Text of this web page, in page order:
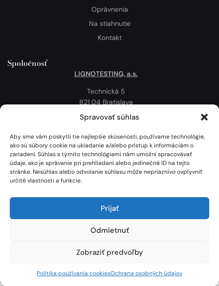
Spravovať súhlas
Aby sme vám poskytli tie najlepšie skúsenosti, používame technológie,
ako sú súbory cookie na ukladanie a/alebo prístup k informáciám o
zariadení. Súhlas s týmito technológiami nám umožní spracovávať
údaje, ako je správanie pri prehliadaní alebo jedinečné ID na tejto
stránke. Nesúhlas alebo odvolanie súhlasu môže nepriaznivo ovplyvniť
určité vlastnosti a funkcie.
Prijať
Odmietnuť
Zobraziť predvoľby
Politika používania cookiesOchrana osobných údajov
Oprávnenia
Na stiahnutie
Kontakt
Spoločnosť
LIGNOTESTING, a.s.
Technická 5
821 04 Bratislava
Slovenská republika
Politika používania cookies
Mapa
Lignotesting, a. s. © 2024 | Všetky práva vyhradené. | Vytvoril: Marek Heinfarth.